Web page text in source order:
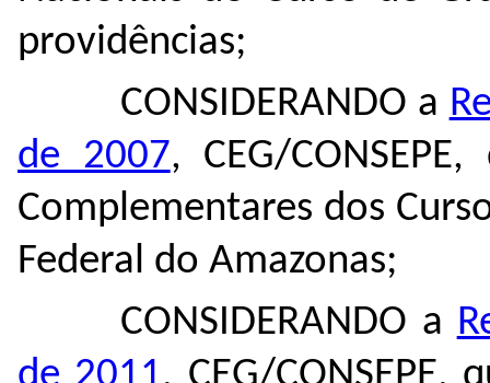
providências;
CONSIDERANDO a
de 2007, CEG/
Complementares dos
Federal do Amazonas;
CONSIDERANDO a